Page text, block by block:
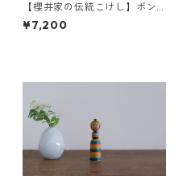
【櫻井家の伝統こけし】ボン
ボンニット帽 8-h〈山桜〉
¥7,200